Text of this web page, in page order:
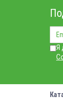
Я